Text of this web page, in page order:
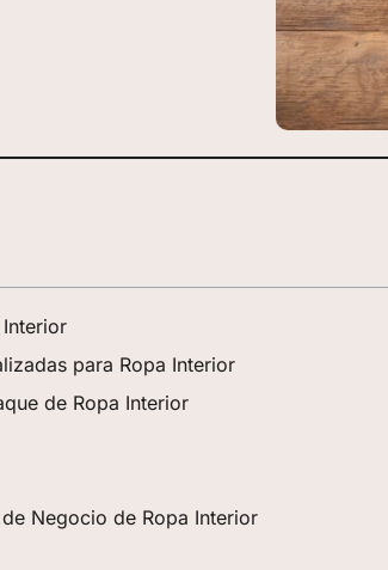
para Ropa Interior
de Ropa Interior
Negocio de Ropa Interior